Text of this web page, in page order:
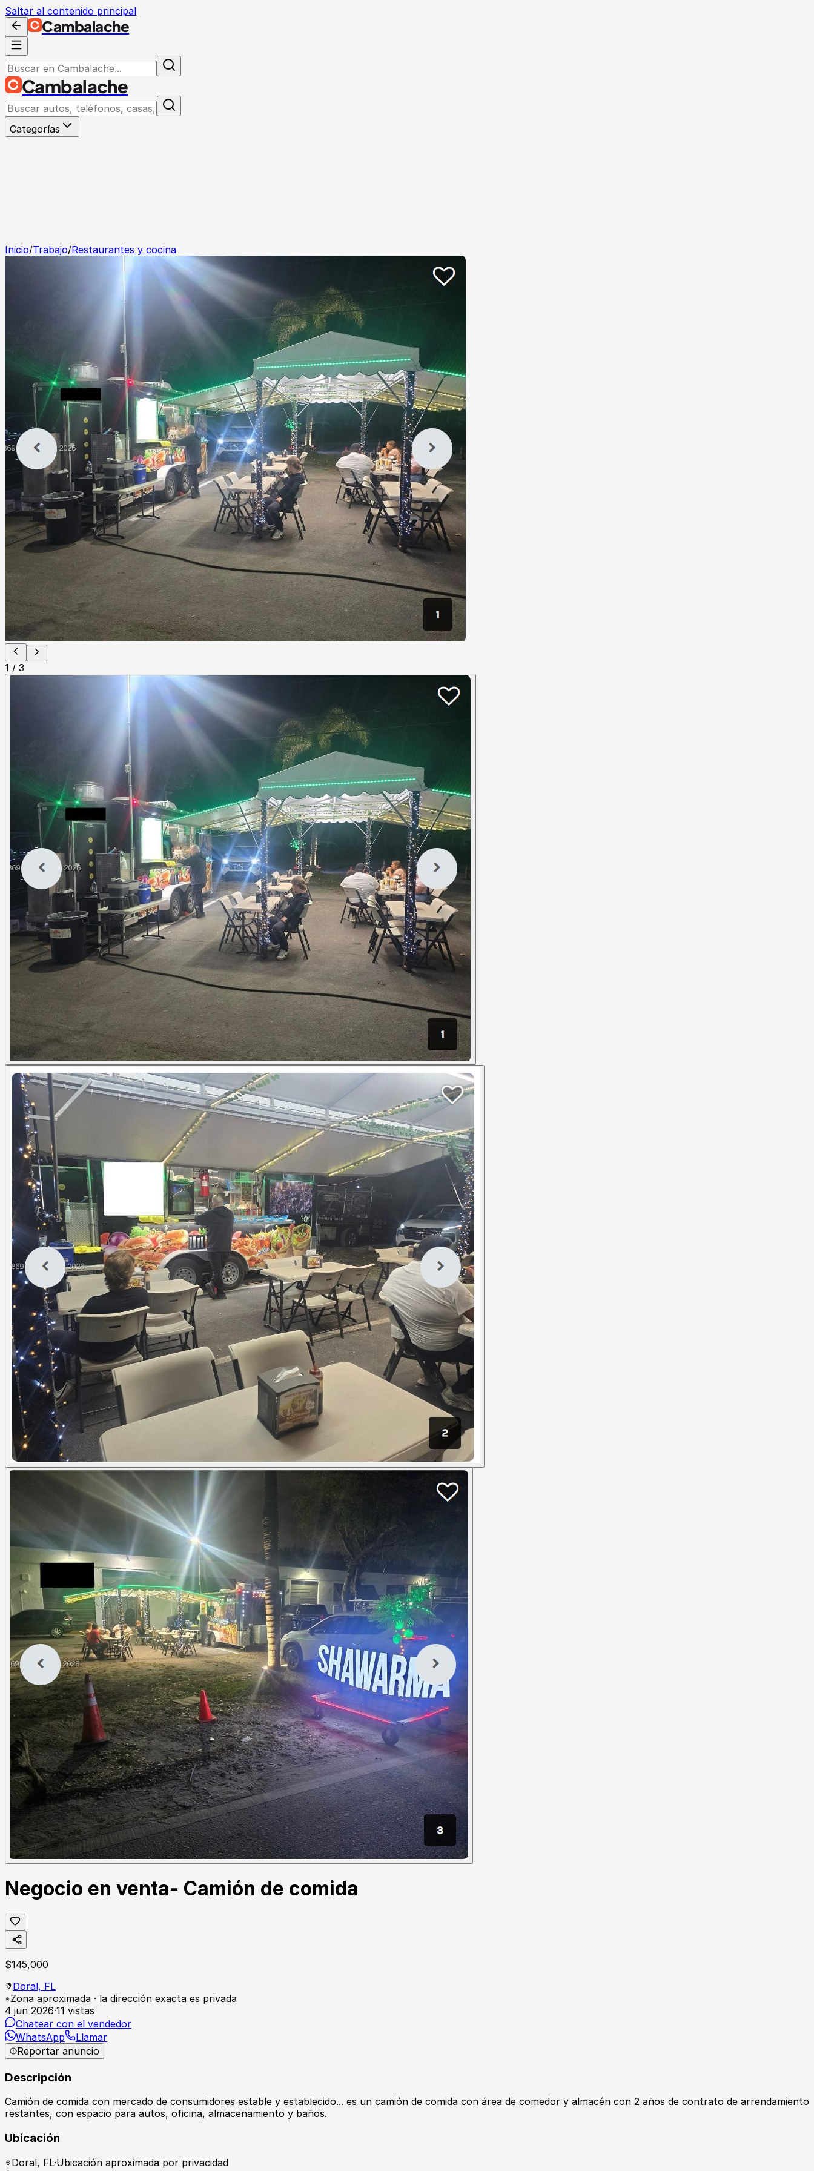
Saltar al contenido principal
Cambalache
Cambalache
Categorías
Inicio/Trabajo/Restaurantes y cocina
1 / 3
Negocio en venta- Camión de comida
$145,000
Doral, FL
Zona aproximada · la dirección exacta es privada
4 jun 2026·11 vistas
Chatear con el vendedor
WhatsApp
Llamar
Reportar anuncio
Descripción
Camión de comida con mercado de consumidores estable y establecido... es un camión de comida con área de comedor y almacén con 2 años de contrato de arrendamiento
restantes, con espacio para autos, oficina, almacenamiento y baños.
Ubicación
Doral, FL·Ubicación aproximada por privacidad